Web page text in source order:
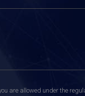
are allowed under the